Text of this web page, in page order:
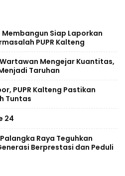
Siap Laporkan
PUPR Kalteng
Mengejar Kuantitas,
Taruhan
PUPR Kalteng Pastikan
Tuntas
24
Palangka Raya Teguhkan
Berprestasi dan Peduli